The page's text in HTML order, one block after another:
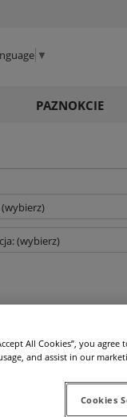
▼
PAZNOKCIE
(wybierz)
All Cookies”, you
and assist in our
Cookies